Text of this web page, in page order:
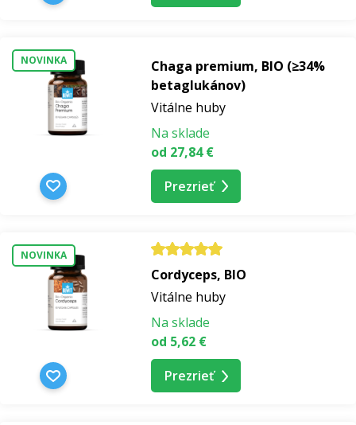
NOVINKA
Chaga premium, BIO (≥34%
betaglukánov)
Vitálne huby
Na sklade
od 27,84 €
Prezrieť
NOVINKA
Cordyceps, BIO
Vitálne huby
Na sklade
od 5,62 €
Prezrieť